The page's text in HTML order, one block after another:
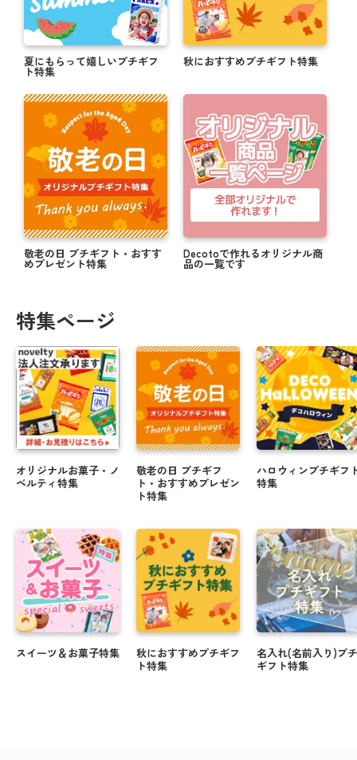
夏にもらって嬉しいプチギフ
ト特集
秋におすすめプチギフト特集
敬老の日 プチギフト・おすす
めプレゼント特集
Decotoで作れるオリジナル商
品の一覧です
特集ページ
オリジナルお菓子・ノ
ベルティ特集
スイーツ＆お菓子特集
敬老の日 プチギフ
ト・おすすめプレゼン
ト特集
秋におすすめプチギフ
ト特集
ハロウィンプチギフ
特集
名入れ(名前入り)プチ
ギフト特集